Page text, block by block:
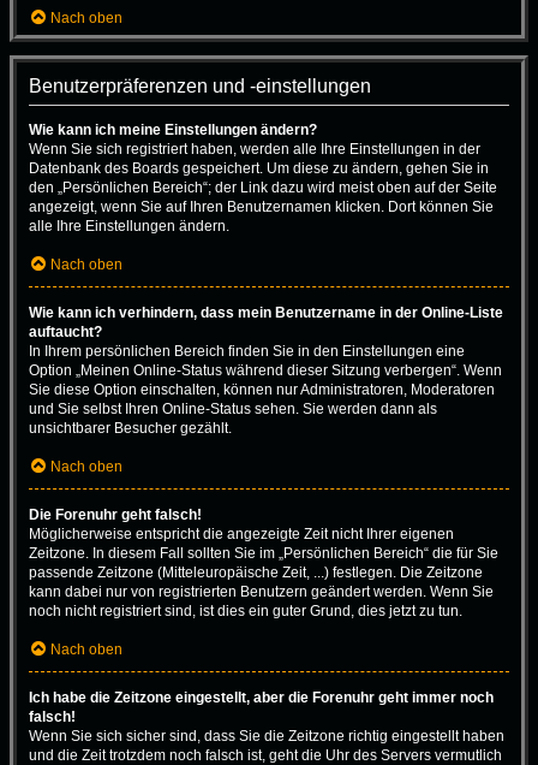
Nach oben
Benutzerpräferenzen und -einstellungen
Wie kann ich meine Einstellungen ändern?
Wenn Sie sich registriert haben, werden alle Ihre Einstellungen in der
Datenbank des Boards gespeichert. Um diese zu ändern, gehen Sie in
den „Persönlichen Bereich“; der Link dazu wird meist oben auf der Seite
angezeigt, wenn Sie auf Ihren Benutzernamen klicken. Dort können Sie
alle Ihre Einstellungen ändern.
Nach oben
Wie kann ich verhindern, dass mein Benutzername in der Online-Liste
auftaucht?
In Ihrem persönlichen Bereich finden Sie in den Einstellungen eine
Option „Meinen Online-Status während dieser Sitzung verbergen“. Wenn
Sie diese Option einschalten, können nur Administratoren, Moderatoren
und Sie selbst Ihren Online-Status sehen. Sie werden dann als
unsichtbarer Besucher gezählt.
Nach oben
Die Forenuhr geht falsch!
Möglicherweise entspricht die angezeigte Zeit nicht Ihrer eigenen
Zeitzone. In diesem Fall sollten Sie im „Persönlichen Bereich“ die für Sie
passende Zeitzone (Mitteleuropäische Zeit, ...) festlegen. Die Zeitzone
kann dabei nur von registrierten Benutzern geändert werden. Wenn Sie
noch nicht registriert sind, ist dies ein guter Grund, dies jetzt zu tun.
Nach oben
Ich habe die Zeitzone eingestellt, aber die Forenuhr geht immer noch
falsch!
Wenn Sie sich sicher sind, dass Sie die Zeitzone richtig eingestellt haben
und die Zeit trotzdem noch falsch ist, geht die Uhr des Servers vermutlich